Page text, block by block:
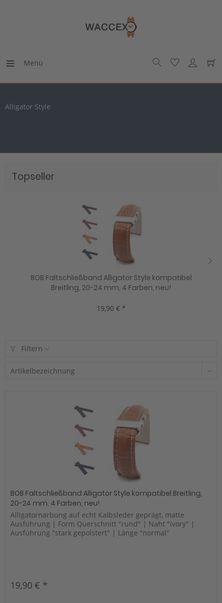
Menü
Alligator Style
Topseller
BOB Faltschließband Alligator Style kompatibel
Breitling, 20-24 mm, 4 Farben, neu!
19,90 € *
Filtern
BOB Faltschließband Alligator Style kompatibel Breitling,
20-24 mm, 4 Farben, neu!
Alligatornarbung auf echt Kalbsleder geprägt, matte
Ausführung | Form Querschnitt "rund" | Naht "ivory" |
Ausführung "stark gepolstert" | Länge "normal"
19,90 € *